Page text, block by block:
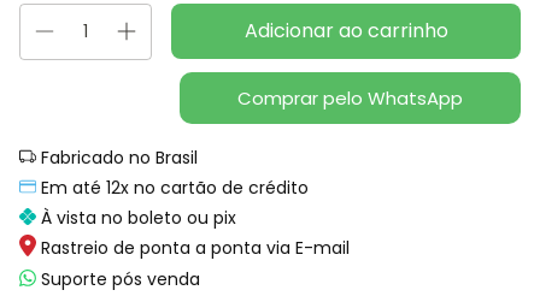
Comprar pelo WhatsApp
Fabricado no Brasil
Em até 12x no cartão de crédito
À vista no boleto ou pix
Rastreio de ponta a ponta via E-mail
Suporte pós venda